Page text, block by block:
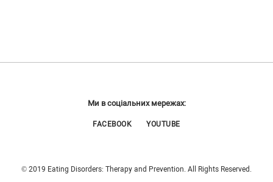
Ми в соціальних мережах:
FACEBOOK YOUTUBE
© 2019 Eating Disorders: Therapy and Prevention. All Rights Reserved.